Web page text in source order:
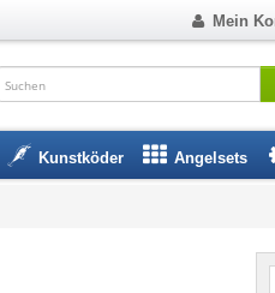
Mein
Kunstköder Angelsets